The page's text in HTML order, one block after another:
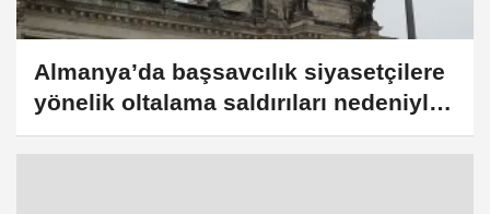
Almanya’da başsavcılık siyasetçilere
yönelik oltalama saldırıları nedeniyle
soruşturma yürütüyor